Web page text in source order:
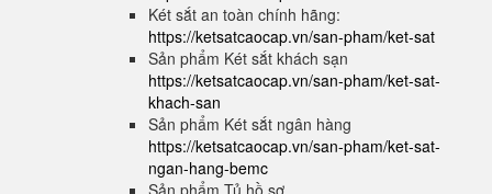
Két sắt an toàn chính hãng:
https://ketsatcaocap.vn/san-pham/ket-sat
Sản phẩm Két sắt khách sạn
https://ketsatcaocap.vn/san-pham/ket-sat-
khach-san
Sản phẩm Két sắt ngân hàng
https://ketsatcaocap.vn/san-pham/ket-sat-
ngan-hang-bemc
Sản phẩm Tủ hồ sơ